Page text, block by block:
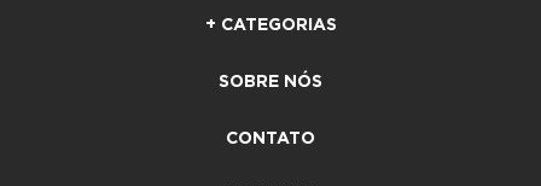
+ CATEGORIAS
SOBRE NÓS
CONTATO